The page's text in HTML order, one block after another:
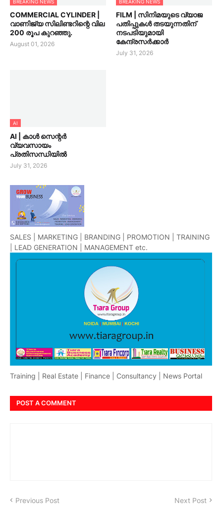
BREAKING NEWS
COMMERCIAL CYLINDER |
വാണിജ്യ സിലിണ്ടറിന്റെ വില
200 രൂപ കുറഞ്ഞു.
August 01, 2026
BREAKING NEWS
FILM | സിനിമയുടെ വ്യാജ
പതിപ്പുകൾ തടയുന്നതിന്
നടപടിയുമായി
കേന്ദ്രസർക്കാർ
July 31, 2026
AI
AI | കാൾ സെന്റർ
വ്യവസായം
പ്രതിസന്ധിയിൽ
July 31, 2026
SALES | MARKETING | BRANDING | PROMOTION | TRAINING
| LEAD GENERATION | MANAGEMENT etc.
Training | Real Estate | Finance | Consultancy | News Portal
POST A COMMENT
Previous Post Next Post